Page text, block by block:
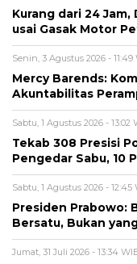
Kurang dari 24 Jam,
usai Gasak Motor
Senin, 3 Agustus 2026 - 11:49
Mercy Barends:
Akuntabilitas
Sabtu, 1 Agustus 2026 - 13:02
Tekab 308 Presisi
Pengedar Sabu, 10
Sabtu, 1 Agustus 2026 - 12:45
Presiden Prabowo:
Bersatu, Bukan
Jumat, 31 Juli 2026 - 13:34